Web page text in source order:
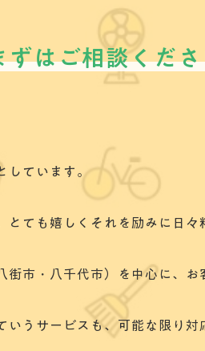
はご相談くだ
しています。
ても嬉しくそれを励みに日々
市・八千代市）を中心に、お
うサービスも、可能な限り対